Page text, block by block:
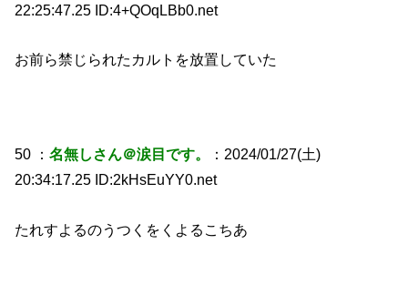
22:25:47.25 ID:4+QOqLBb0.net
お前ら禁じられたカルトを放置していた
50 ：名無しさん＠涙目です。
：2024/01/27(土)
20:34:17.25 ID:2kHsEuYY0.net
たれすよるのうつくをくよるこちあ